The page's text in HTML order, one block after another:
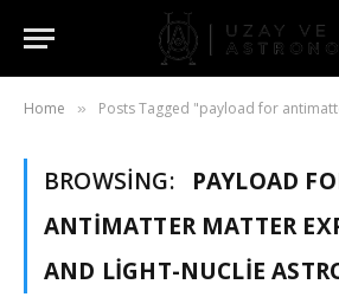
Home » Posts Tagged "payload for antimatter matter
BROWSING:
PAYLOAD
ANTIMATTER MATTER
AND LIGHT-NUCLIE